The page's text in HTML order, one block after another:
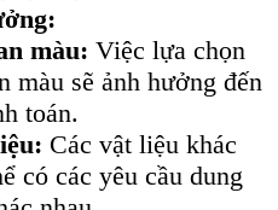
màu: Việc lựa chọn
màu sẽ ảnh hưởng đến
toán.
Các vật liệu khác
có các yêu cầu dung